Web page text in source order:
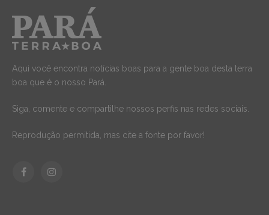
Aqui você encontra notícias boas para a gente boa desta terra
boa que é o nosso Pará.
Siga, comente e compartilhe nossos perfis nas redes sociais.
Reprodução permitida, mas cite a fonte por favor!
FacebookInstagram